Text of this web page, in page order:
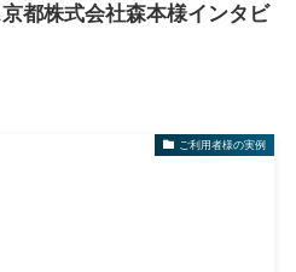
都株式会社森本様インタビ
ご利用者様の実例